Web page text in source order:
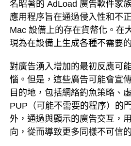
名昭著的 AdLoad 廣告軟件家
應用程序旨在通過侵入性和不
Mac 設備上的存在貨幣化。在
現為在設備上生成各種不需要
對廣告湧入增加的最初反應可
惱。但是，這些廣告可能會宣
目的地，包括網絡釣魚策略、
PUP（可能不需要的程序）的
外，通過與顯示的廣告交互，
向，從而導致更多同樣不可信